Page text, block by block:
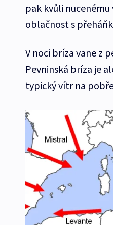
pak kvůli
oblačnost s
V noci bríza vane z
Pevninská bríza je
typický vítr na